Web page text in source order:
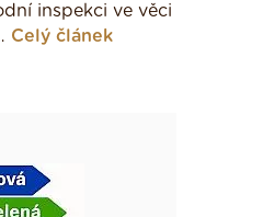
inspekci ve věci
Celý článek